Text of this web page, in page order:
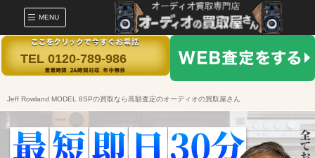
MENU
TEL 0120-789-986
Jeff Rowland MODEL 8SPの買取なら高額査定のオーディオの買取屋さん